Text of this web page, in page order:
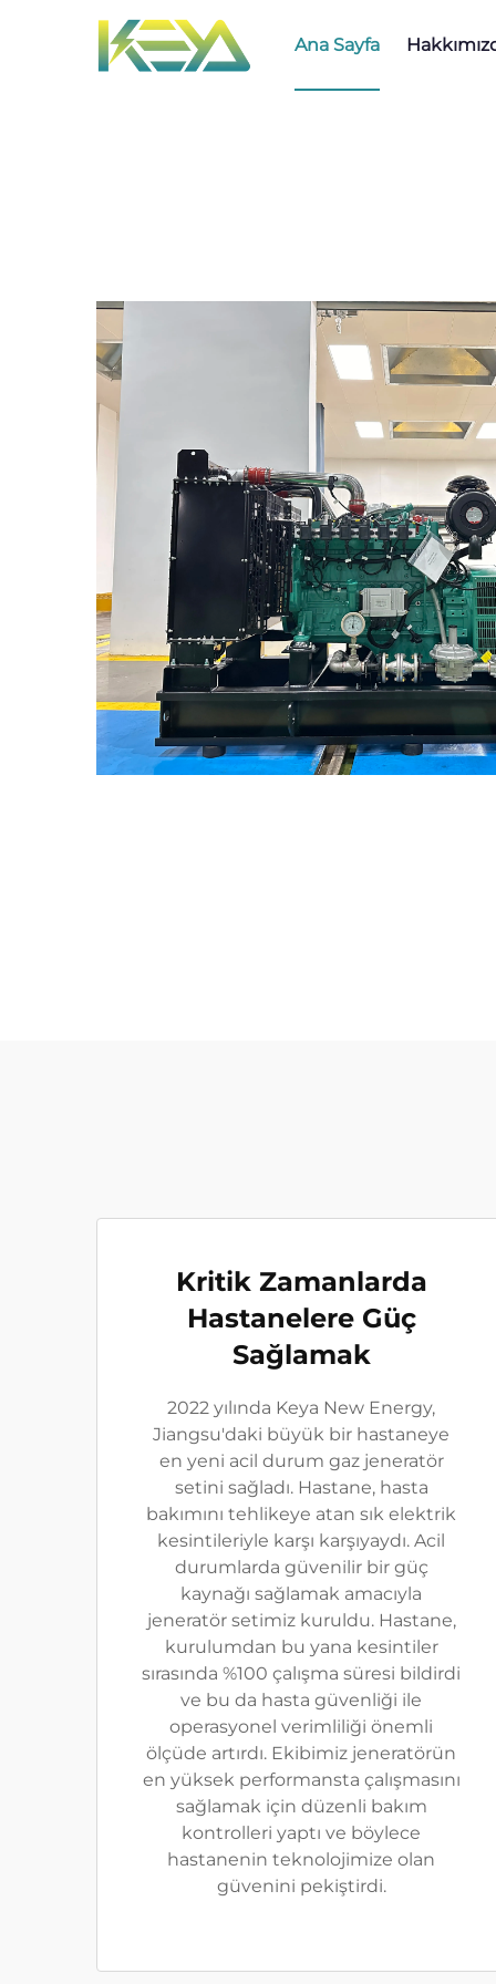
Ana Sayfa
Kritik Zamanlarda
Hastanelere Güç
Sağlamak
2022 yılında Keya New Energy,
Jiangsu'daki büyük bir hastaneye
en yeni acil durum gaz jeneratör
setini sağladı. Hastane, hasta
bakımını tehlikeye atan sık elektrik
kesintileriyle karşı karşıyaydı. Acil
durumlarda güvenilir bir güç
kaynağı sağlamak amacıyla
jeneratör setimiz kuruldu. Hastane,
kurulumdan bu yana kesintiler
sırasında %100 çalışma süresi bildirdi
ve bu da hasta güvenliği ile
operasyonel verimliliği önemli
ölçüde artırdı. Ekibimiz jeneratörün
en yüksek performansta çalışmasını
sağlamak için düzenli bakım
kontrolleri yaptı ve böylece
hastanenin teknolojimize olan
güvenini pekiştirdi.